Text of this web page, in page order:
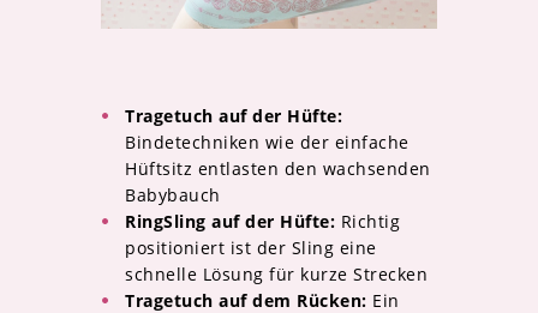
Tragetuch auf der Hüfte:
Bindetechniken wie der einfache
Hüftsitz entlasten den wachsenden
Babybauch
RingSling auf der Hüfte: Richtig
positioniert ist der Sling eine
schnelle Lösung für kurze Strecken
Tragetuch auf dem Rücken: Ein